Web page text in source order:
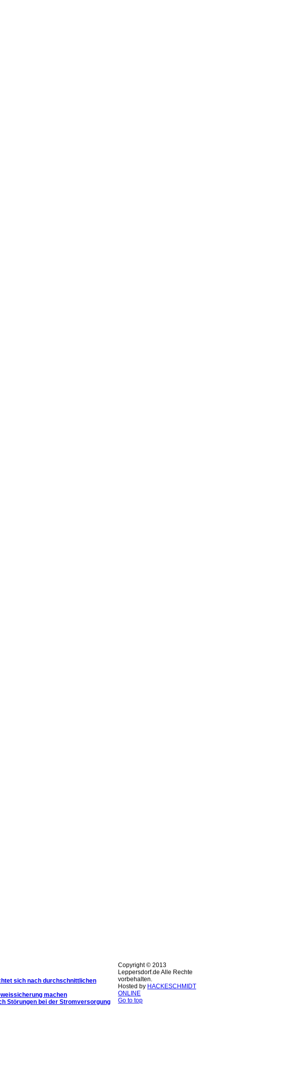
sich nach durchschnittlichen
machen
Störungen bei der Stromversorgung
Copyright © 2013
Leppersdorf.de Alle Rechte
vorbehalten.
Hosted by HACKESCHMIDT
ONLINE
Go to top